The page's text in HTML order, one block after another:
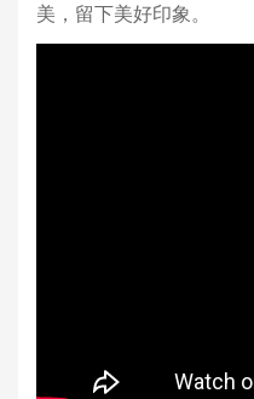
美，留下美好印象。